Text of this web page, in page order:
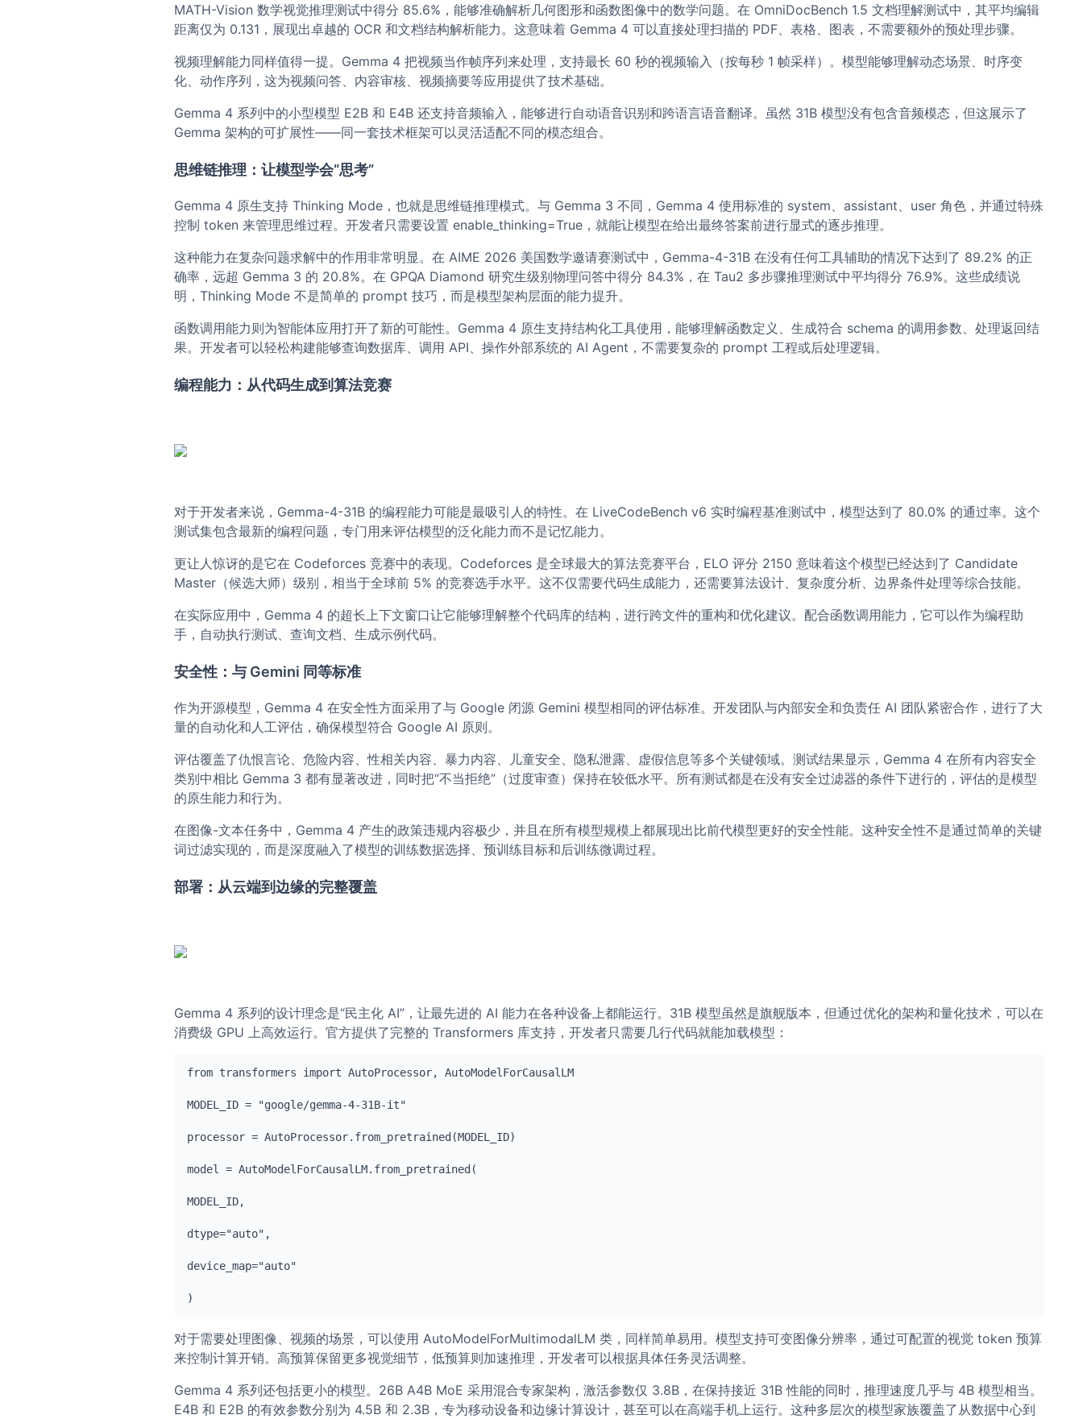
MATH-Vision 数学视觉推理测试中得分 85.6%，能够准确解析几何图形和函数图像中的数学问题。在 OmniDocBench 1.5 文档理解测试中，其平均编辑
距离仅为 0.131，展现出卓越的 OCR 和文档结构解析能力。这意味着 Gemma 4 可以直接处理扫描的 PDF、表格、图表，不需要额外的预处理步骤。
视频理解能力同样值得一提。Gemma 4 把视频当作帧序列来处理，支持最长 60 秒的视频输入（按每秒 1 帧采样）。模型能够理解动态场景、时序变
化、动作序列，这为视频问答、内容审核、视频摘要等应用提供了技术基础。
Gemma 4 系列中的小型模型 E2B 和 E4B 还支持音频输入，能够进行自动语音识别和跨语言语音翻译。虽然 31B 模型没有包含音频模态，但这展示了
Gemma 架构的可扩展性——同一套技术框架可以灵活适配不同的模态组合。
思维链推理：让模型学会“思考”
Gemma 4 原生支持 Thinking Mode，也就是思维链推理模式。与 Gemma 3 不同，Gemma 4 使用标准的 system、assistant、user 角色，并通过特殊
控制 token 来管理思维过程。开发者只需要设置 enable_thinking=True，就能让模型在给出最终答案前进行显式的逐步推理。
这种能力在复杂问题求解中的作用非常明显。在 AIME 2026 美国数学邀请赛测试中，Gemma-4-31B 在没有任何工具辅助的情况下达到了 89.2% 的正
确率，远超 Gemma 3 的 20.8%。在 GPQA Diamond 研究生级别物理问答中得分 84.3%，在 Tau2 多步骤推理测试中平均得分 76.9%。这些成绩说
明，Thinking Mode 不是简单的 prompt 技巧，而是模型架构层面的能力提升。
函数调用能力则为智能体应用打开了新的可能性。Gemma 4 原生支持结构化工具使用，能够理解函数定义、生成符合 schema 的调用参数、处理返回结
果。开发者可以轻松构建能够查询数据库、调用 API、操作外部系统的 AI Agent，不需要复杂的 prompt 工程或后处理逻辑。
编程能力：从代码生成到算法竞赛
对于开发者来说，Gemma-4-31B 的编程能力可能是最吸引人的特性。在 LiveCodeBench v6 实时编程基准测试中，模型达到了 80.0% 的通过率。这个
测试集包含最新的编程问题，专门用来评估模型的泛化能力而不是记忆能力。
更让人惊讶的是它在 Codeforces 竞赛中的表现。Codeforces 是全球最大的算法竞赛平台，ELO 评分 2150 意味着这个模型已经达到了 Candidate
Master（候选大师）级别，相当于全球前 5% 的竞赛选手水平。这不仅需要代码生成能力，还需要算法设计、复杂度分析、边界条件处理等综合技能。
在实际应用中，Gemma 4 的超长上下文窗口让它能够理解整个代码库的结构，进行跨文件的重构和优化建议。配合函数调用能力，它可以作为编程助
手，自动执行测试、查询文档、生成示例代码。
安全性：与 Gemini 同等标准
作为开源模型，Gemma 4 在安全性方面采用了与 Google 闭源 Gemini 模型相同的评估标准。开发团队与内部安全和负责任 AI 团队紧密合作，进行了大
量的自动化和人工评估，确保模型符合 Google AI 原则。
评估覆盖了仇恨言论、危险内容、性相关内容、暴力内容、儿童安全、隐私泄露、虚假信息等多个关键领域。测试结果显示，Gemma 4 在所有内容安全
类别中相比 Gemma 3 都有显著改进，同时把“不当拒绝”（过度审查）保持在较低水平。所有测试都是在没有安全过滤器的条件下进行的，评估的是模型
的原生能力和行为。
在图像-文本任务中，Gemma 4 产生的政策违规内容极少，并且在所有模型规模上都展现出比前代模型更好的安全性能。这种安全性不是通过简单的关键
词过滤实现的，而是深度融入了模型的训练数据选择、预训练目标和后训练微调过程。
部署：从云端到边缘的完整覆盖
Gemma 4 系列的设计理念是“民主化 AI”，让最先进的 AI 能力在各种设备上都能运行。31B 模型虽然是旗舰版本，但通过优化的架构和量化技术，可以在
消费级 GPU 上高效运行。官方提供了完整的 Transformers 库支持，开发者只需要几行代码就能加载模型：
from transformers import AutoProcessor, AutoModelForCausalLM
MODEL_ID = "google/gemma-4-31B-it"
processor = AutoProcessor.from_pretrained(MODEL_ID)
model = AutoModelForCausalLM.from_pretrained(
MODEL_ID,
dtype="auto",
device_map="auto"
)
对于需要处理图像、视频的场景，可以使用 AutoModelForMultimodalLM 类，同样简单易用。模型支持可变图像分辨率，通过可配置的视觉 token 预算
来控制计算开销。高预算保留更多视觉细节，低预算则加速推理，开发者可以根据具体任务灵活调整。
Gemma 4 系列还包括更小的模型。26B A4B MoE 采用混合专家架构，激活参数仅 3.8B，在保持接近 31B 性能的同时，推理速度几乎与 4B 模型相当。
E4B 和 E2B 的有效参数分别为 4.5B 和 2.3B，专为移动设备和边缘计算设计，甚至可以在高端手机上运行。这种多层次的模型家族覆盖了从数据中心到